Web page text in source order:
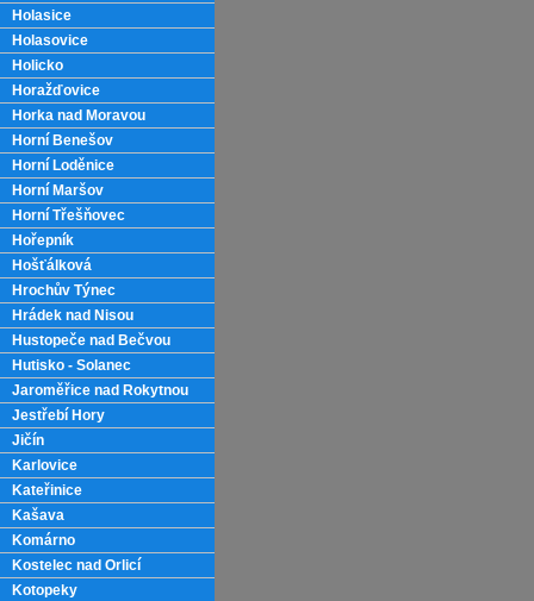
Holasice
Holasovice
Holicko
Horažďovice
Horka nad Moravou
Horní Benešov
Horní Loděnice
Horní Maršov
Horní Třešňovec
Hořepník
Hošťálková
Hrochův Týnec
Hrádek nad Nisou
Hustopeče nad Bečvou
Hutisko - Solanec
Jaroměřice nad Rokytnou
Jestřebí Hory
Jičín
Karlovice
Kateřinice
Kašava
Komárno
Kostelec nad Orlicí
Kotopeky